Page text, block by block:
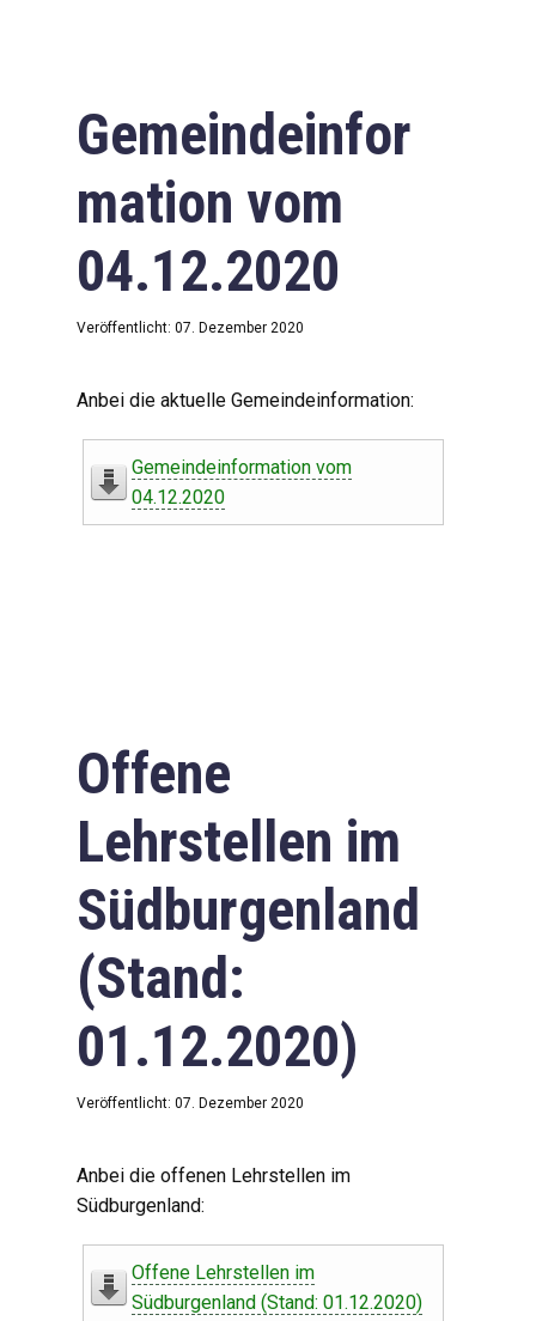
Gemeindeinfor
mation vom
04.12.2020
Veröffentlicht: 07. Dezember 2020
Anbei die aktuelle Gemeindeinformation:
Gemeindeinformation vom
04.12.2020
Offene
Lehrstellen im
Südburgenland
(Stand:
01.12.2020)
Veröffentlicht: 07. Dezember 2020
Anbei die offenen Lehrstellen im
Südburgenland:
Offene Lehrstellen im
Südburgenland (Stand: 01.12.2020)